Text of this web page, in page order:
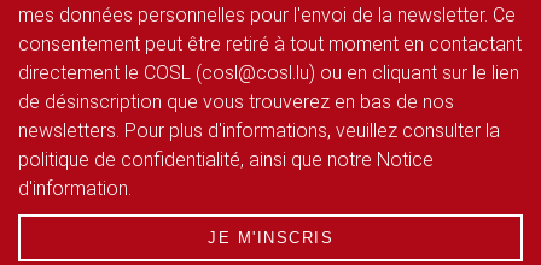
mes données personnelles pour l'envoi de la newsletter. Ce
consentement peut être retiré à tout moment en contactant
directement le COSL (cosl@cosl.lu) ou en cliquant sur le lien
de désinscription que vous trouverez en bas de nos
newsletters. Pour plus d'informations, veuillez consulter la
politique de confidentialité, ainsi que notre Notice
d'information.
JE M'INSCRIS